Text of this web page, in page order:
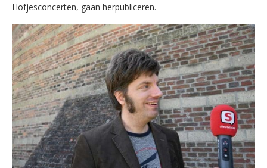
Hofjesconcerten, gaan herpubliceren.